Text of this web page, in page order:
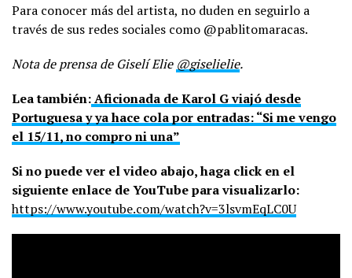
Para conocer más del artista, no duden en seguirlo a
través de sus redes sociales como @pablitomaracas.
Nota de prensa de Giselí Elie @giselielie.
Lea también:Aficionada de Karol G viajó desde
Portuguesa y ya hace cola por entradas: “Si me vengo
el 15/11, no compro ni una”
Si no puede ver el video abajo, haga click en el
siguiente enlace de YouTube para visualizarlo:
https://www.youtube.com/watch?v=3lsvmEqLC0U